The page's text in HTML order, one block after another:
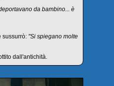
da bambino... è
sussurrò: "Si spiegano molte
dall'antichità.